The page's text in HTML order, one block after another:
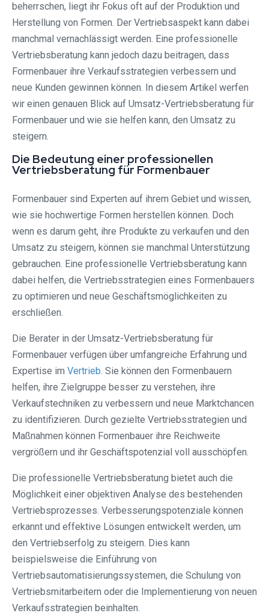
beherrschen, liegt ihr Fokus oft auf der Produktion und
Herstellung von Formen. Der Vertriebsaspekt kann dabei
manchmal vernachlässigt werden. Eine professionelle
Vertriebsberatung kann jedoch dazu beitragen, dass
Formenbauer ihre Verkaufsstrategien verbessern und
neue Kunden gewinnen können. In diesem Artikel werfen
wir einen genauen Blick auf Umsatz-Vertriebsberatung für
Formenbauer und wie sie helfen kann, den Umsatz zu
steigern.
Die Bedeutung einer professionellen
Vertriebsberatung für Formenbauer
Formenbauer sind Experten auf ihrem Gebiet und wissen,
wie sie hochwertige Formen herstellen können. Doch
wenn es darum geht, ihre Produkte zu verkaufen und den
Umsatz zu steigern, können sie manchmal Unterstützung
gebrauchen. Eine professionelle Vertriebsberatung kann
dabei helfen, die Vertriebsstrategien eines Formenbauers
zu optimieren und neue Geschäftsmöglichkeiten zu
erschließen.
Die Berater in der Umsatz-Vertriebsberatung für
Formenbauer verfügen über umfangreiche Erfahrung und
Expertise im Vertrieb. Sie können den Formenbauern
helfen, ihre Zielgruppe besser zu verstehen, ihre
Verkaufstechniken zu verbessern und neue Marktchancen
zu identifizieren. Durch gezielte Vertriebsstrategien und
Maßnahmen können Formenbauer ihre Reichweite
vergrößern und ihr Geschäftspotenzial voll ausschöpfen.
Die professionelle Vertriebsberatung bietet auch die
Möglichkeit einer objektiven Analyse des bestehenden
Vertriebsprozesses. Verbesserungspotenziale können
erkannt und effektive Lösungen entwickelt werden, um
den Vertriebserfolg zu steigern. Dies kann
beispielsweise die Einführung von
Vertriebsautomatisierungssystemen, die Schulung von
Vertriebsmitarbeitern oder die Implementierung von neuen
Verkaufsstrategien beinhalten.